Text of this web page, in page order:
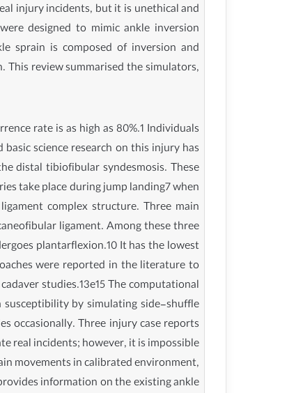
injury incidents, but it is unethical and
designed to mimic ankle inversion
sprain is composed of inversion and
review summarised the simulators,
rate is as high as 80%.1 Individuals
science research on this injury has
distal tibiofibular syndesmosis. These
take place during jump landing7 when
complex structure. Three main
ligament. Among these three
plantarflexion.10 It has the lowest
were reported in the literature to
studies.13e15 The computational
by simulating side-shuffle
occasionally. Three injury case reports
real incidents; however, it is impossible
movements in calibrated environment,
information on the existing ankle